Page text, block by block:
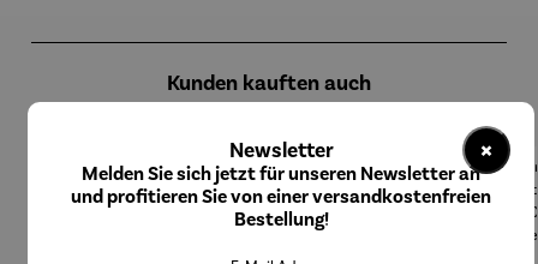
Kunden kauften auch
17% gespartRabatt20% gespartRabatt8% gespartRabatt
×
Newsletter
Melden Sie sich jetzt für unseren Newsletter an
und profitieren Sie von einer versandkostenfreien
Bestellung!